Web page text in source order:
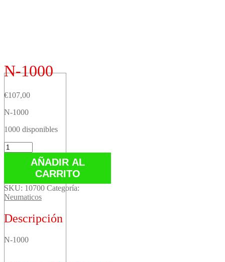
N-1000
€107,00
N-1000
1000 disponibles
N-
1000
AÑADIR AL
CARRITO
SKU: 10700 Categoría:
Neumaticos
Descripción
N-1000